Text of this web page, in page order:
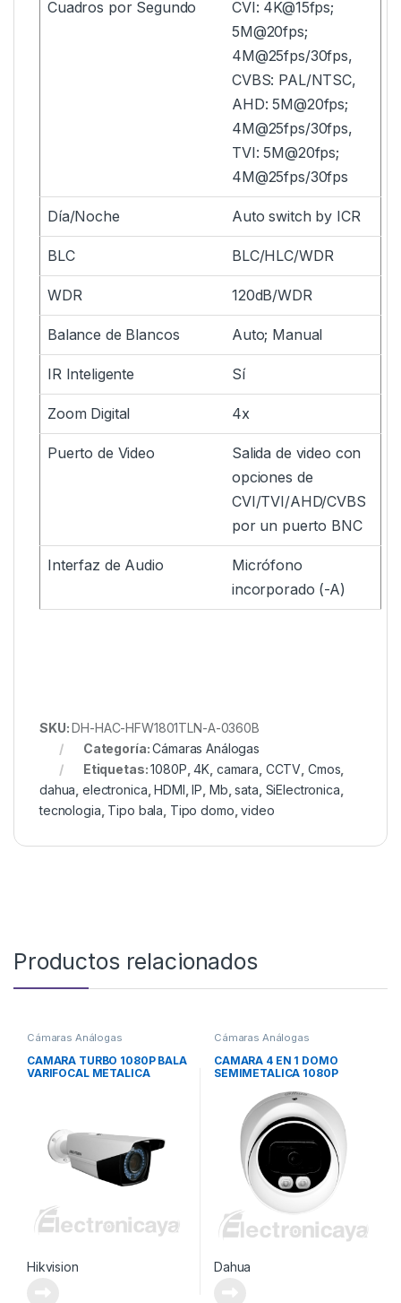
Cuadros por Segundo
CVI: 4K@15fps;
5M@20fps;
4M@25fps/30fps,
CVBS: PAL/NTSC,
AHD: 5M@20fps;
4M@25fps/30fps,
TVI: 5M@20fps;
4M@25fps/30fps
Día/Noche Auto switch by ICR
BLC BLC/HLC/WDR
WDR 120dB/WDR
Balance de Blancos Auto; Manual
IR Inteligente Sí
Zoom Digital 4x
Puerto de Video
Salida de video con
opciones de
CVI/TVI/AHD/CVBS
por un puerto BNC
Interfaz de Audio
Micrófono
incorporado (-A)
SKU:DH-HAC-HFW1801TLN-A-0360B
Categoría:Cámaras Análogas
Etiquetas:1080P ,4K camara CCTV Cmos
dahua ,electronica ,HDMI ,IP Mb ,sata SiElectronica
tecnologia Tipo bala Tipo domo ,video
Productos relacionados
Cámaras Análogas
CAMARA TURBO 1080P BALA
VARIFOCAL METALICA
Hikvision
Cámaras Análogas
CAMARA 4 EN 1 DOMO
SEMIMETALICA 1080P
Dahua